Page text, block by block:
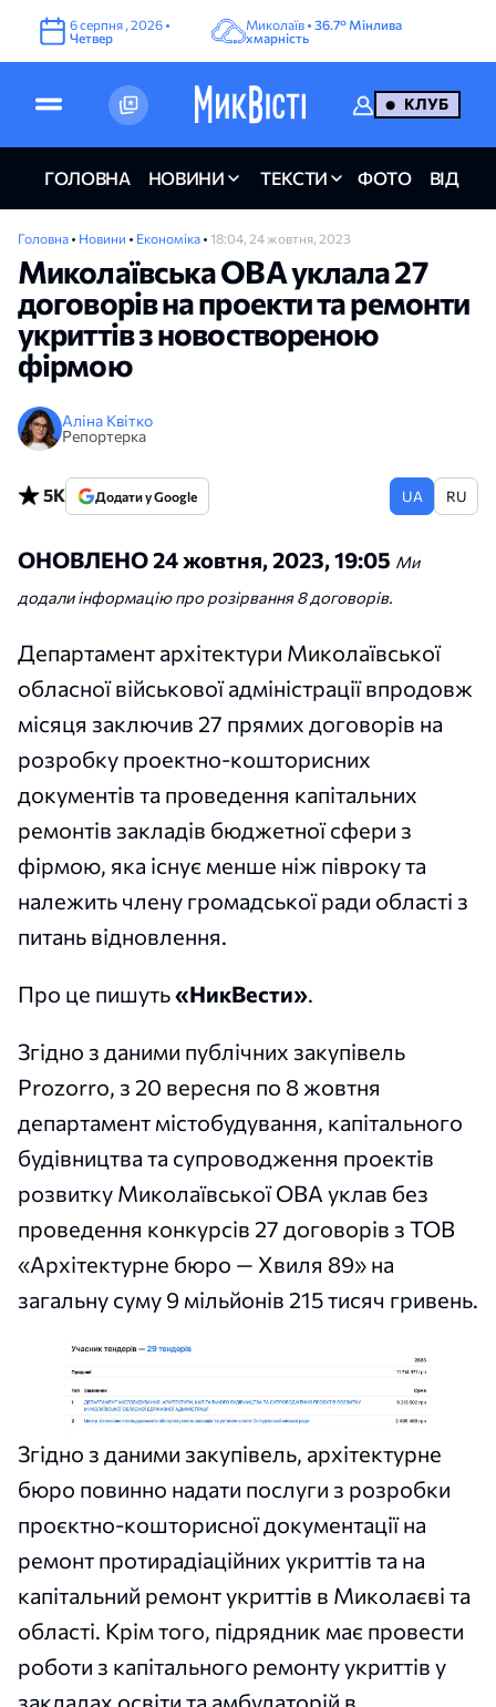
6серпня ,2026 •
Четвер
Миколаїв •36.7° Мінлива
хмарність
КЛУБ
ГОЛОВНА НОВИНИ ТЕКСТИ ФОТО ВІДЕО
Головна • Новини • Економіка • 18:04, 24 жовтня, 2023
Миколаївська ОВА уклала 27
договорів на проекти та ремонти
укриттів з новоствореною
фірмою
Аліна Квітко
Репортерка
5K Додати у Google UA RU
ОНОВЛЕНО 24 жовтня, 2023, 19:05 Ми
додали інформацію про розірвання 8 договорів.
Департамент архітектури Миколаївської
обласної військової адміністрації впродовж
місяця заключив 27 прямих договорів на
розробку проектно-кошторисних
документів та проведення капітальних
ремонтів закладів бюджетної сфери з
фірмою, яка існує менше ніж півроку та
належить члену громадської ради області з
питань відновлення.
Про це пишуть«НикВести».
Згідно з даними публічних закупівель
Prozorro, з 20 вересня по 8 жовтня
департамент містобудування, капітального
будівництва та супроводження проектів
розвитку Миколаївської ОВА уклав без
проведення конкурсів 27 договорів з ТОВ
«Архітектурне бюро — Хвиля 89» на
загальну суму 9 мільйонів 215 тисяч гривень.
Згідно з даними закупівель, архітектурне
бюро повинно надати послуги з розробки
проєктно-кошторисної документації на
ремонт протирадіаційних укриттів та на
капітальний ремонт укриттів в Миколаєві та
області. Крім того, підрядник має провести
роботи з капітального ремонту укриттів у